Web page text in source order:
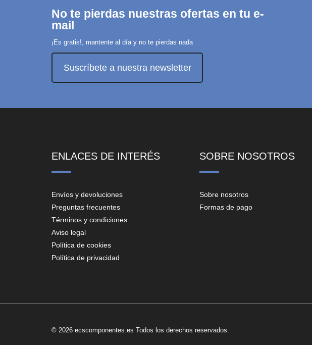
No te pierdas nuestras ofertas en tu e-
mail
¡Es gratis!, mantente al día y no te pierdas nada
Suscríbete a nuestra newsletter
ENLACES DE INTERÉS
Envíos y devoluciones
Preguntas frecuentes
Términos y condiciones
Aviso legal
Política de cookies
Política de privacidad
SOBRE NOSOTROS
Sobre nosotros
Formas de pago
© 2026 ecscomponentes.es Todos los derechos reservados.